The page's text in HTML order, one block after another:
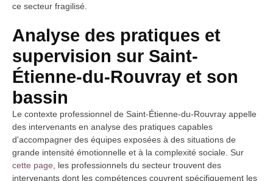
ce secteur fragilisé.
Analyse des pratiques et
supervision sur Saint-
Étienne-du-Rouvray et son
bassin
Le contexte professionnel de Saint-Étienne-du-Rouvray appelle
des intervenants en analyse des pratiques capables
d'accompagner des équipes exposées à des situations de
grande intensité émotionnelle et à la complexité sociale. Sur
cette page , les professionnels du secteur trouvent des
intervenants dont les compétences couvrent spécifiquement les